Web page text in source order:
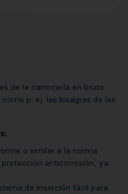
de la carrocería en bruto
p. ej. las bisagras de las
o similar a la norma
anticorrosión, ya
de inserción fácil para